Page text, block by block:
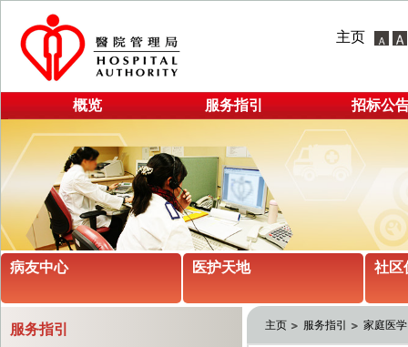
主页
概览 服务指引 招标公
病友中心 医护天地 社区
服务指引 主页 服务指引 家庭医